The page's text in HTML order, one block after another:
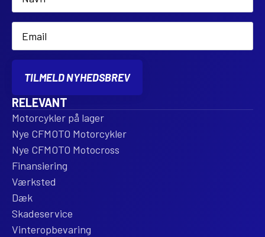
Email
TILMELD NYHEDSBREV
RELEVANT
Motorcykler på lager
Nye CFMOTO Motorcykler
Nye CFMOTO Motocross
Finansiering
Værksted
Dæk
Skadeservice
Vinteropbevaring